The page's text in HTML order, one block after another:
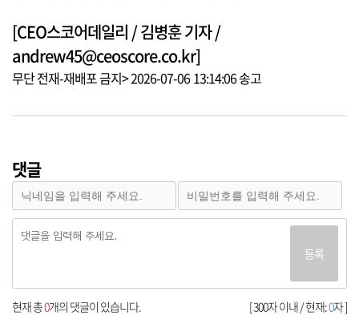
[CEO스코어데일리 / 김병훈 기자 /
andrew45@ceoscore.co.kr]
무단 전재-재배포 금지> 2026-07-06 13:14:06 송고
댓글
등록
[ 300자 이내 / 현재:0자 ]
현재 총0개의 댓글이 있습니다.